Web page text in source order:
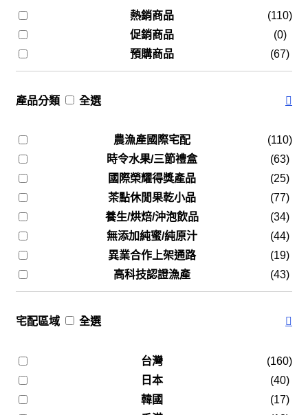
熱銷商品
(110)
促銷商品
(0)
預購商品
(67)
產品分類 全選
農漁產國際宅配
(110)
時令水果/三節禮盒
(63)
國際榮耀得獎產品
(25)
茶點休閒果乾小品
(77)
養生/烘焙/沖泡飲品
(34)
無添加純蜜/純原汁
(44)
異業合作上架通路
(19)
高科技認證漁產
(43)
宅配區域 全選
台灣
(160)
日本
(40)
韓國
(17)